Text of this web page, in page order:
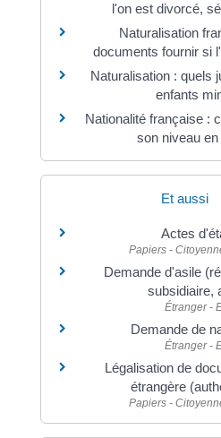
l'on est divorcé,
Naturalisation
documents fournir si
Naturalisation : quels
enfants
Nationalité française :
son niveau
Et aussi
Actes
Papiers -
Demande d'asile
subsidiaire,
Étranger -
Demande de
Étranger -
Légalisation de
étrangère
Papiers -